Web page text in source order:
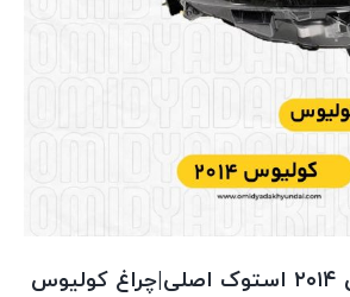
چراغ جلو کولیوس ۲۰۱۴ استوک اصلی|چراغ کولیوس